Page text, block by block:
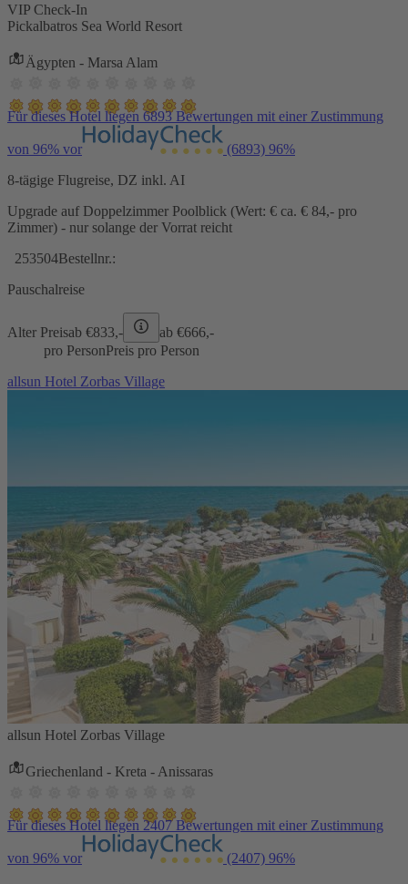
VIP Check-In
Pickalbatros Sea World Resort
Ägypten - Marsa Alam
Für dieses Hotel liegen 6893 Bewertungen mit einer Zustimmung
von 96% vor (6893) 96%
8-tägige Flugreise, DZ inkl. AI
Upgrade auf Doppelzimmer Poolblick (Wert: € ca. € 84,- pro
Zimmer) - nur solange der Vorrat reicht
253504Bestellnr.:
Pauschalreise
Alter Preisab €833,- ab €666,-
pro PersonPreis pro Person
allsun Hotel Zorbas Village
allsun Hotel Zorbas Village
Griechenland - Kreta - Anissaras
Für dieses Hotel liegen 2407 Bewertungen mit einer Zustimmung
von 96% vor (2407) 96%